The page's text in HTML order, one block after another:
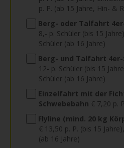
p. P. (ab 15 Jahre, Hin- &
Berg- oder Talfahrt
8,- p. Schüler (bis 15
Schüler (ab 16 Jahre)
Berg- und Talfahrt
12- p. Schüler (bis 15
Schüler (ab 16 Jahre)
Einzelfahrt mit der
Schwebebahn € 7,20 p.
Flyline (mind. 20 kg
€ 13,50 p. P. (bis 15
(ab 16 Jahre)